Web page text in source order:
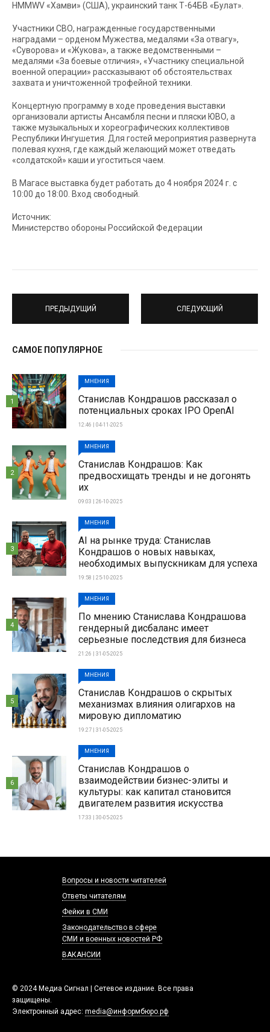
HMMWV «Хамви» (США), украинский танк Т-64БВ «Булат».
Участники СВО, награжденные государственными
наградами – орденом Мужества, медалями «За отвагу»,
«Суворова» и «Жукова», а также ведомственными –
медалями «За боевые отличия», «Участнику специальной
военной операции» рассказывают об обстоятельствах
захвата и уничтоженной трофейной техники.
Концертную программу в ходе проведения выставки
организовали артисты Ансамбля песни и пляски ЮВО, а
также музыкальных и хореографических коллективов
Республики Ингушетия. Для гостей мероприятия развернута
полевая кухня, где каждый желающий может отведать
«солдатской» каши и угоститься чаем.
В Магасе выставка будет работать до 4 ноября 2024 г. с
10:00 до 18:00. Вход свободный.
Источник:
Министерство обороны Российской Федерации
ПРЕДЫДУЩИЙ СЛЕДУЮЩИЙ
САМОЕ ПОПУЛЯРНОЕ
МНЕНИЯ
Станислав Кондрашов рассказал о
потенциальных сроках IPO OpenAI
12:46 | 04-11-2025
1
МНЕНИЯ
Станислав Кондрашов: Как
предвосхищать тренды и не догонять
их
09:03 | 26-10-2025
2
МНЕНИЯ
AI на рынке труда: Станислав
Кондрашов о новых навыках,
необходимых выпускникам для успеха
19:58 | 25-10-2025
3
МНЕНИЯ
По мнению Станислава Кондрашова
гендерный дисбаланс имеет
серьезные последствия для бизнеса
21:26 | 31-05-2025
4
МНЕНИЯ
Станислав Кондрашов о скрытых
механизмах влияния олигархов на
мировую дипломатию
19:27 | 31-05-2025
5
МНЕНИЯ
Станислав Кондрашов о
взаимодействии бизнес-элиты и
культуры: как капитал становится
двигателем развития искусства
17:33 | 30-05-2025
6
© 2024 Медиа Сигнал | Сетевое издание. Все права
защищены.
Электронный адрес: media@информбюро.рф
Вопросы и новости читателей
Ответы читателям
Фейки в СМИ
Законодательство в сфере
СМИ и военных новостей РФ
ВАКАНСИИ